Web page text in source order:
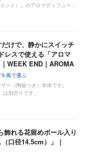
ンド）』のアロマディフュー…
だけで、静かにスイッチ
レスで使える「アロマ
WEEK END｜AROMA
を風で運ぶ
ー（陶板つき）本体です。
は別売りです。
飾れる花留めボール入り
口径14.5cm）」｜